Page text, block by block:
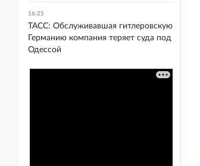
16:25
ТАСС: Обслуживавшая гитлеровскую
Германию компания теряет суда под
Одессой